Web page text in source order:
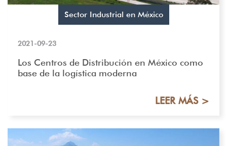
Sector Industrial en México
2021-09-23
Los Centros de Distribución en México como
base de la logística moderna
LEER MÁS >